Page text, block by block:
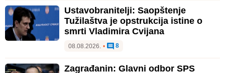
Ustavobranitelji: Saopštenje
Tužilaštva je opstrukcija istine o
smrti Vladimira Cvijana
08.08.2026. • 8
Zagrađanin: Glavni odbor SPS